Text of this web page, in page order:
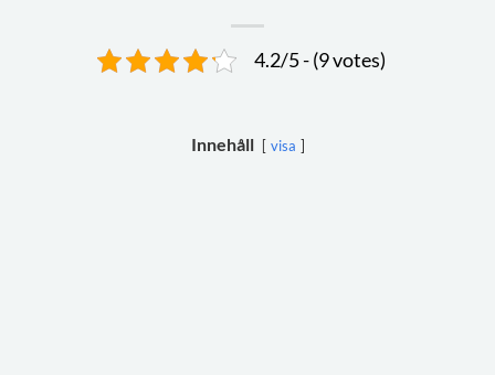
4.2/5 - (9 votes)
Innehåll visa